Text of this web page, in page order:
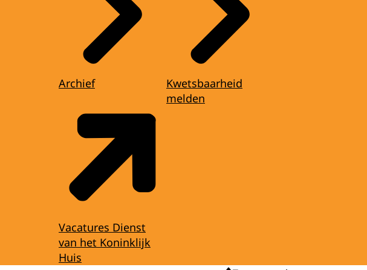
Archief
Vacatures Dienst
van het Koninklijk
Huis
Kwetsbaarheid
melden